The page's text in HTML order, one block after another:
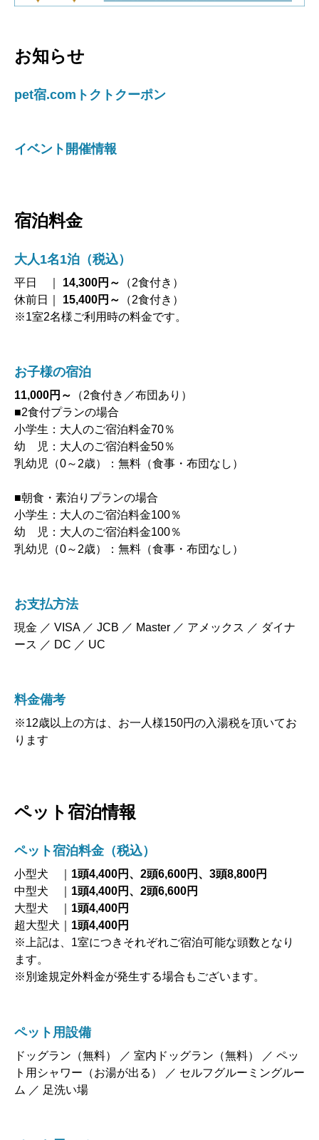
お知らせ
pet宿.comトクトクーポン
イベント開催情報
宿泊料金
大人1名1泊（税込）
平日 ｜ 14,300円～
（2食付き）
休前日｜
15,400円～
（2食付き）
※1室2名様ご利用時の料金です。
お子様の宿泊
11,000円～
（2食付き／布団あり）
■2食付プランの場合
小学生：大人のご宿泊料金70％
幼 児：大人のご宿泊料金50％
乳幼児（0～2歳）：無料（食事・布団なし）
■朝食・素泊りプランの場合
小学生：大人のご宿泊料金100％
幼 児：大人のご宿泊料金100％
乳幼児（0～2歳）：無料（食事・布団なし）
お支払方法
現金 ／ VISA ／ JCB ／ Master ／ アメックス ／ ダイナ
ース ／ DC ／ UC
料金備考
※12歳以上の方は、お一人様150円の入湯税を頂いてお
ります
ペット宿泊情報
ペット宿泊料金（税込）
小型犬 ｜ 1頭4,400円、2頭6,600円、3頭8,800円
中型犬 ｜ 1頭4,400円、2頭6,600円
大型犬 ｜ 1頭4,400円
超大型犬｜ 1頭4,400円
※上記は、1室につきそれぞれご宿泊可能な頭数となり
ます。
※別途規定外料金が発生する場合もございます。
ペット用設備
ドッグラン（無料） ／ 室内ドッグラン（無料） ／ ペッ
ト用シャワー（お湯が出る） ／ セルフグルーミングルー
ム ／ 足洗い場